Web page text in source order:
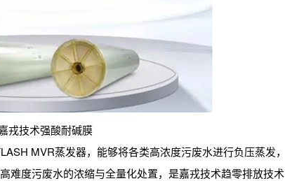
戎技术强酸耐碱膜
MVR蒸发器，能够将各类高浓度污废水进行负压蒸发，
难度污废水的浓缩与全量化处置，是嘉戎技术趋零排放技术